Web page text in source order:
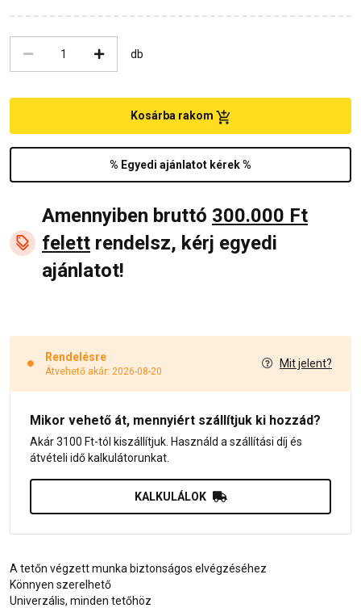
db
% Egyedi ajánlatot kérek %
Kosárba rakom
Amennyiben bruttó 300.000 Ft
felett rendelsz, kérj egyedi
ajánlatot!
Rendelésre
Átvehető akár: 2026-08-20
Mit jelent?
Mikor vehető át, mennyiért szállítjuk ki hozzád?
Akár 3100 Ft-tól kiszállítjuk. Használd a szállítási díj és
átvételi idő kalkulátorunkat.
KALKULÁLOK
A tetőn végzett munka biztonságos elvégzéséhez
Könnyen szerelhető
Univerzális, minden tetőhöz